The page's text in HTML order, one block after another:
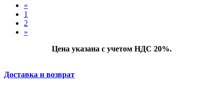
«
1
2
»
Цена указана с учетом НДС 20%.
Доставка и возврат